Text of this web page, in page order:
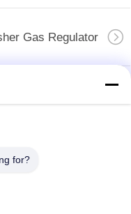
di
Gas Regulator
a saracinesca
for?